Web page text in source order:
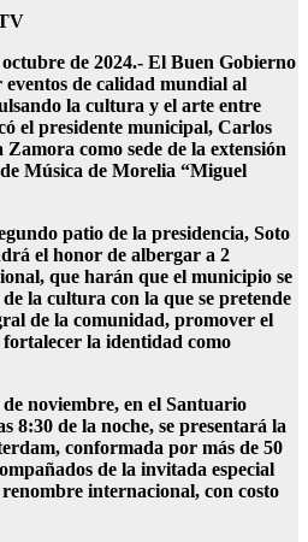
de 2024.- El Buen Gobierno
de calidad mundial al
la cultura y el arte entre
el presidente municipal, Carlos
como sede de la extensión
Música de Morelia “Miguel
patio de la presidencia, Soto
el honor de albergar a 2
que harán que el municipio se
la cultura con la que se pretende
de la comunidad, promover el
la identidad como
noviembre, en el Santuario
8:30 de la noche, se presentará la
conformada por más de 50
de la invitada especial
internacional, con costo